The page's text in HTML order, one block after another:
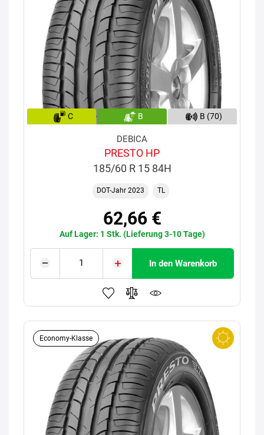
C B B (70)
DEBICA
PRESTO HP
185/60 R 15 84H
DOT-Jahr 2023 TL
62,66 €
Auf Lager: 1 Stk. (Lieferung 3-10 Tage)
In den Warenkorb
Economy-Klasse